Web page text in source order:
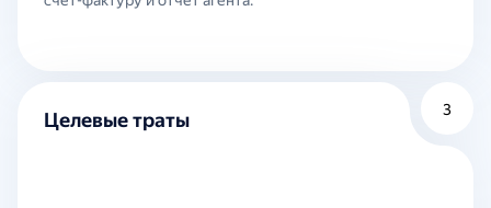
3
Целевые траты